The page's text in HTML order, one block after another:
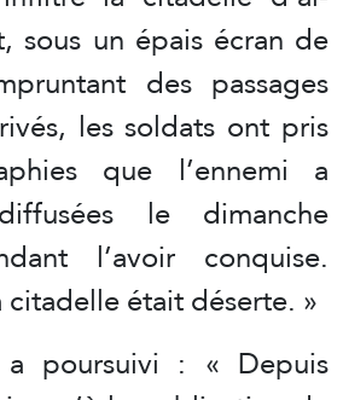
sous un épais écran de
des passages
les soldats ont pris
que l’ennemi a
le dimanche
l’avoir conquise.
citadelle était déserte. »
a poursuivi : « Depuis